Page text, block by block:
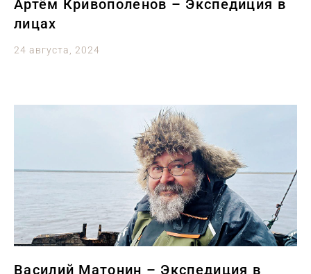
Артём Кривополенов – Экспедиция в
лицах
24 августа, 2024
Василий Матонин – Экспедиция в